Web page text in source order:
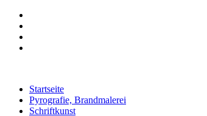
Startseite
Pyrografie, Brandmalerei
Schriftkunst